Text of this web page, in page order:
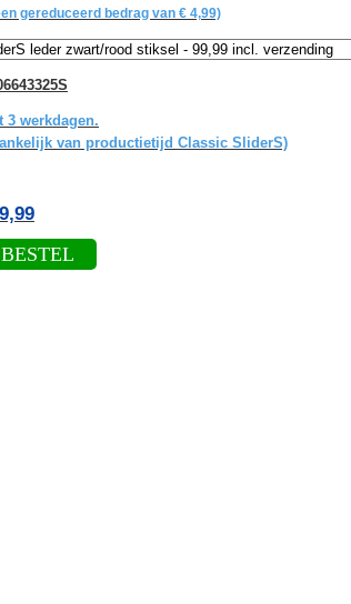
gereduceerd bedrag van € 4,99)
3 werkdagen.
van productietijd Classic SliderS)
BESTEL